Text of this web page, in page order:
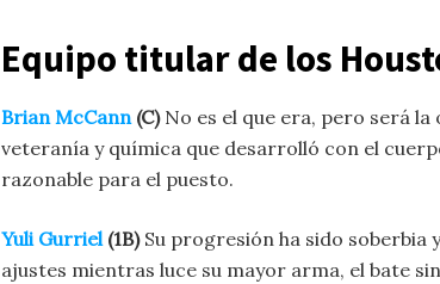
Equipo titular de los
Brian McCann(C)No es el que era, pero será
veteranía y química que desarrolló con el
razonable para el puesto.
Yuli Gurriel(1B)Su progresión ha sido soberbia
ajustes mientras luce su mayor arma, el bate